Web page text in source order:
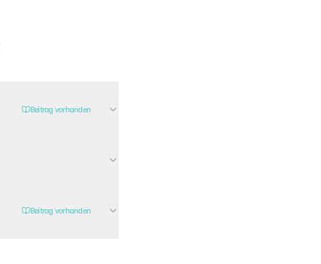
Beitrag vorhanden
Beitrag vorhanden